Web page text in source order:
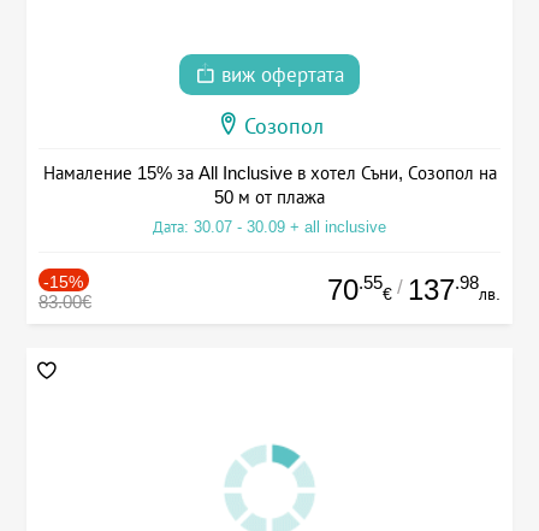
виж офертата
Созопол
Намаление 15% за All Inclusive в хотел Съни, Созопол на
50 м от плажа
Дата: 30.07 - 30.09 + all inclusive
-15%
83.00€ 70.55
€ / 137.98
лв.